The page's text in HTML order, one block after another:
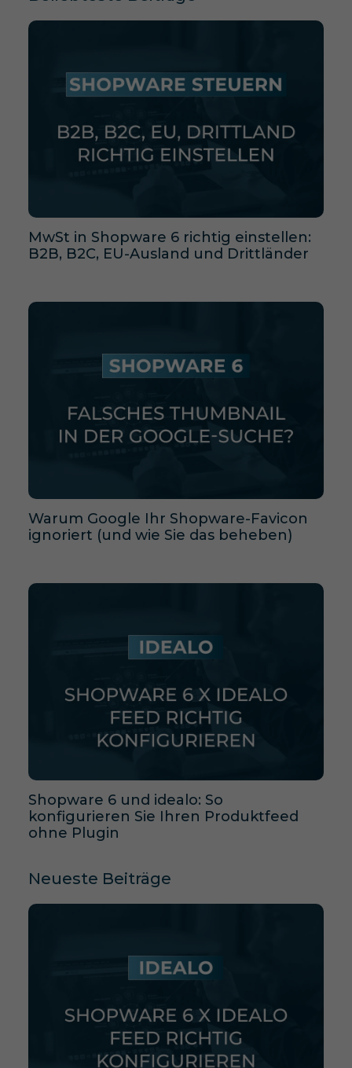
MwSt in Shopware 6 richtig einstellen:
B2B, B2C, EU-Ausland und Drittländer
Warum Google Ihr Shopware-Favicon
ignoriert (und wie Sie das beheben)
Shopware 6 und idealo: So
konfigurieren Sie Ihren Produktfeed
ohne Plugin
Neueste Beiträge